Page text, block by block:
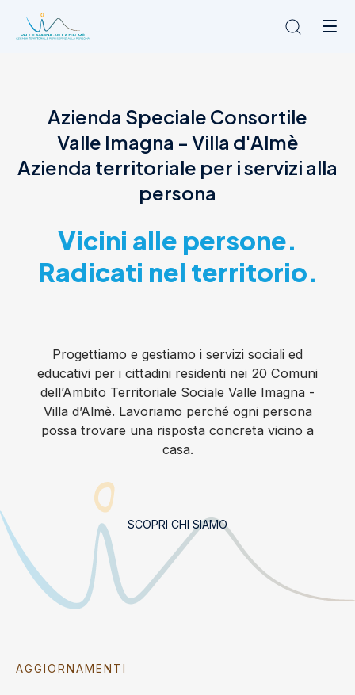
L'Ambito
Cosa facciamo
News
Amministrazione trasparente
Azienda Speciale Consortile
Valle Imagna - Villa d'Almè
Azienda territoriale per i servizi alla
persona
Vicini alle persone.
Radicati nel territorio.
Progettiamo e gestiamo i servizi sociali ed
educativi per i cittadini residenti nei 20 Comuni
dell’Ambito Territoriale Sociale Valle Imagna -
Villa d’Almè. Lavoriamo perché ogni persona
possa trovare una risposta concreta vicino a
casa.
SCOPRI CHI SIAMO
AGGIORNAMENTI